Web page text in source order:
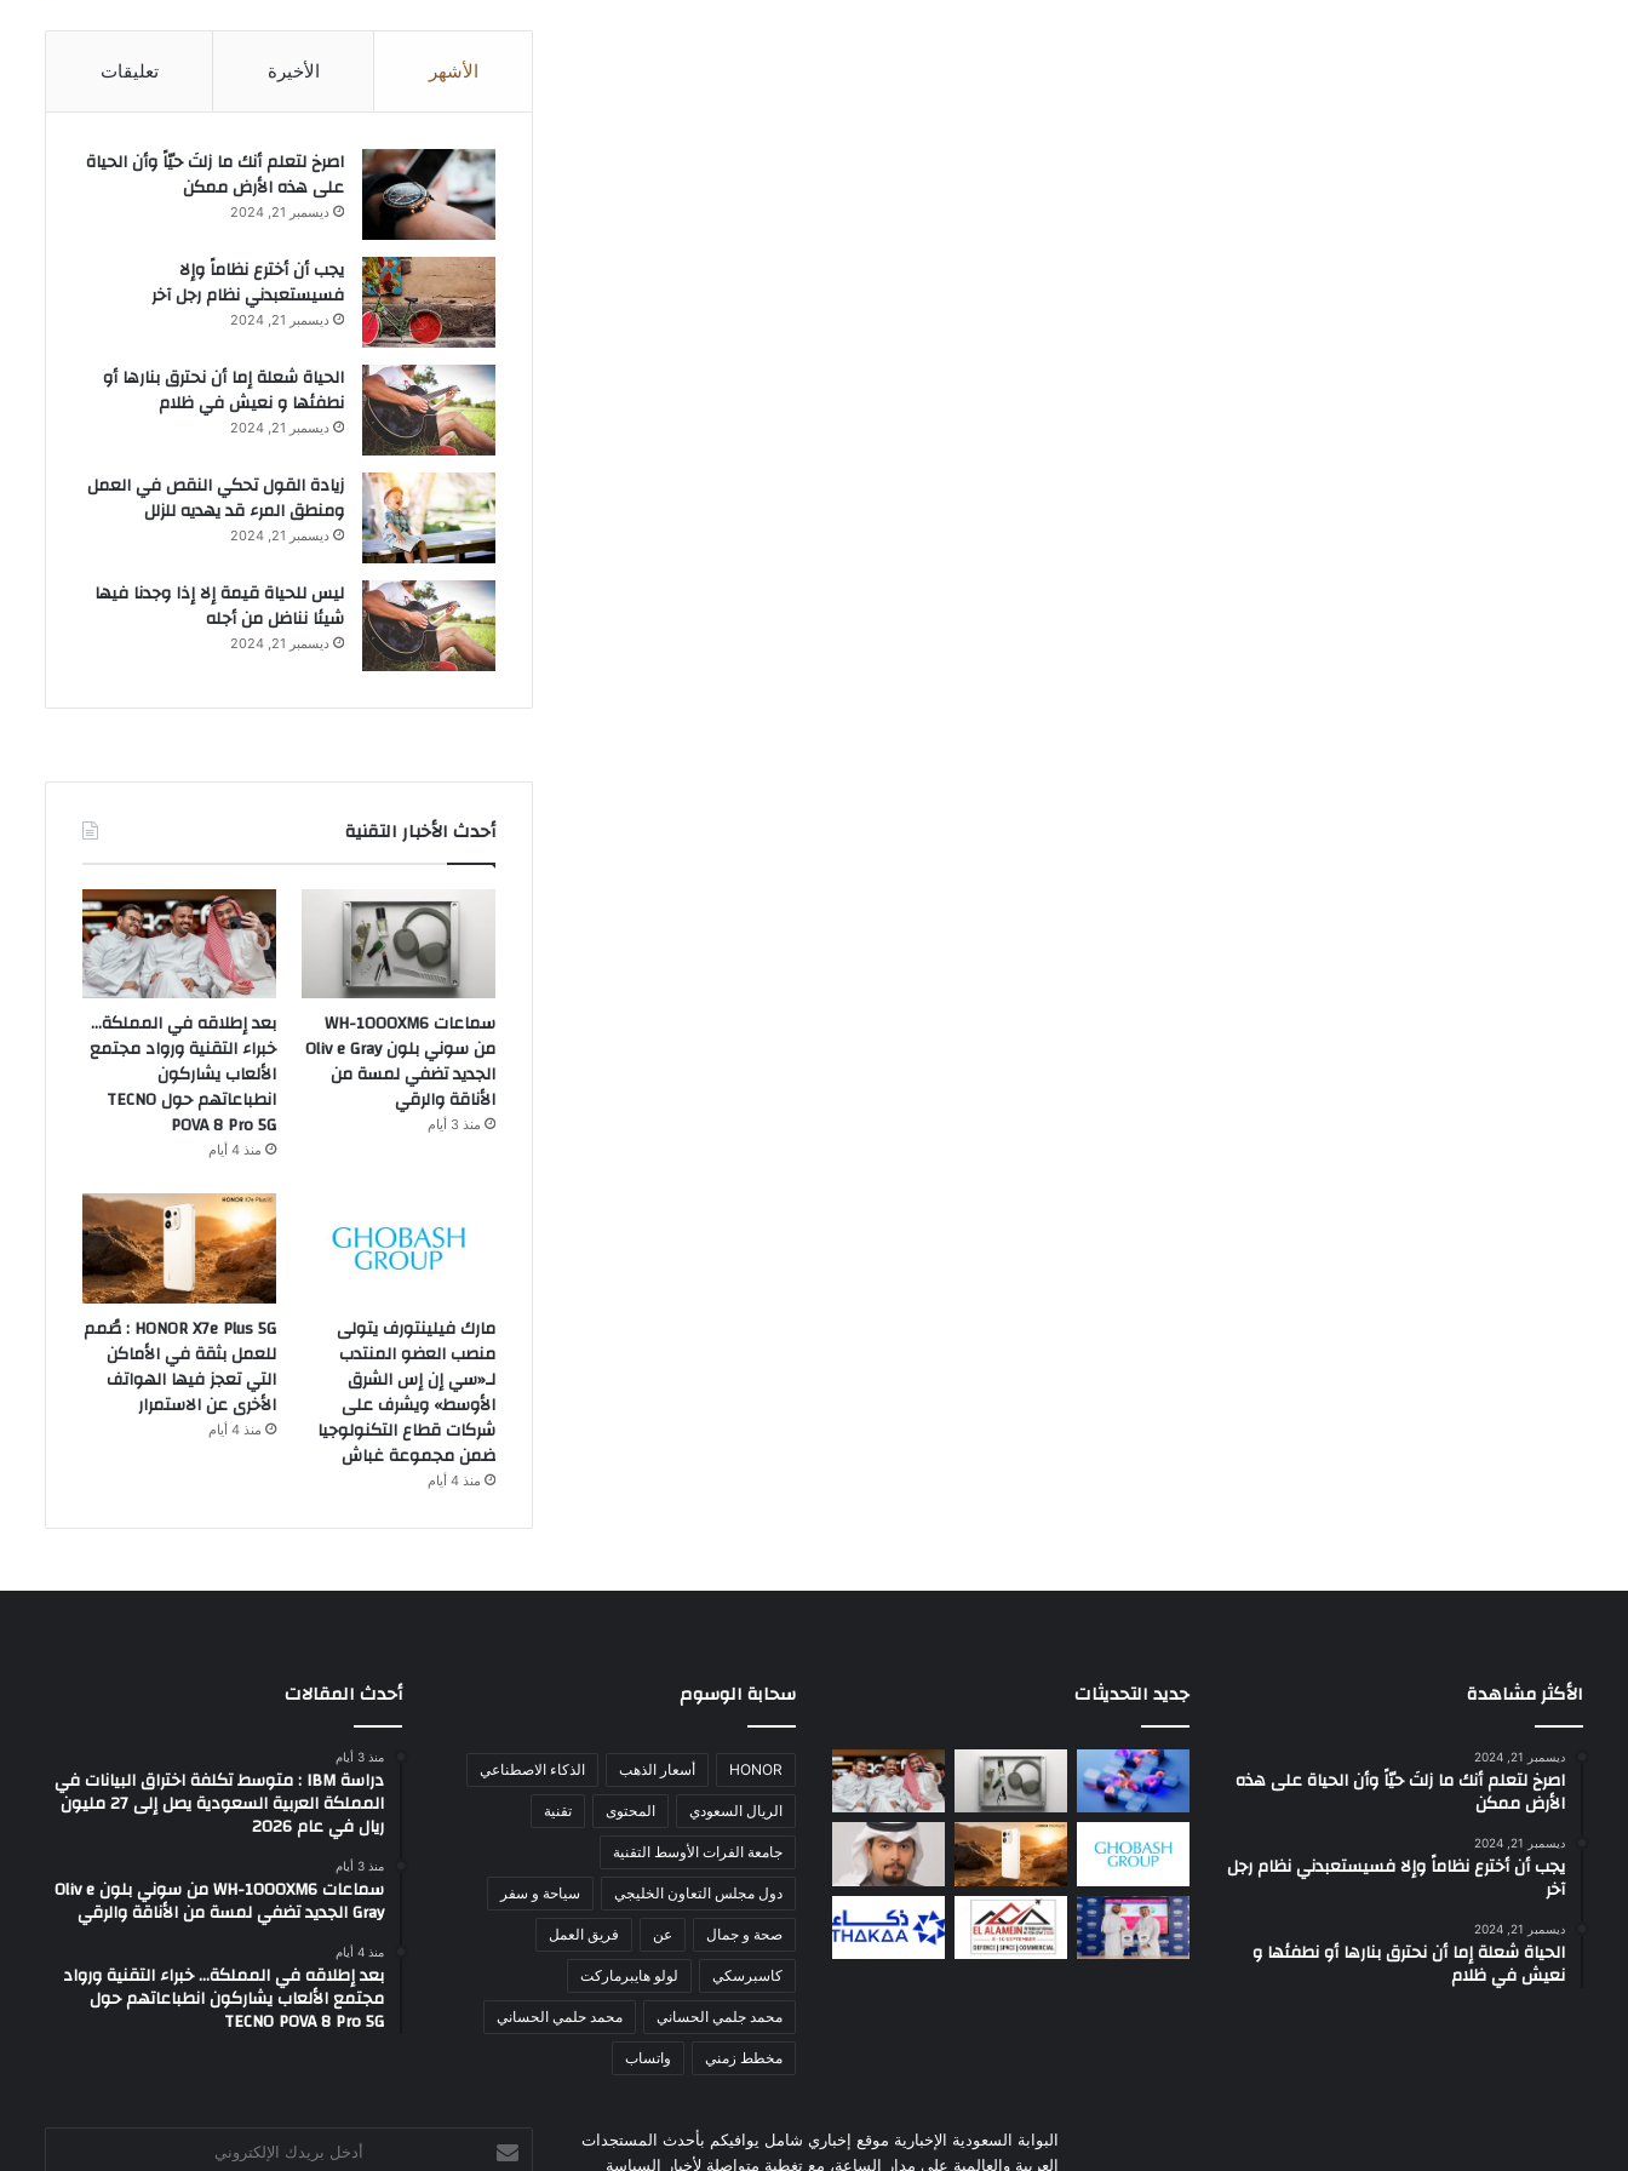
الأشهر الأخيرة تعليقات
‫اصرخ لتعلم أنك ما زلتَ حيّاً وأن الحياة
على هذه الأرض ممكن
ديسمبر 21, 2024
يجب أن أخترع نظاماً وإلا
فسيستعبدني نظام رجل آخر
ديسمبر 21, 2024
الحياة شعلة إما أن نحترق بنارها أو
نطفئها و نعيش في ظلام
ديسمبر 21, 2024
زيادة القول تحكي النقص في العمل
ومنطق المرء قد يهديه للزلل
ديسمبر 21, 2024
ليس للحياة قيمة إلا إذا وجدنا فيها
شيئا نناضل من أجله
ديسمبر 21, 2024
أحدث الأخبار التقنية
سماعات WH-1000XM6
من سوني بلون Oliv e Gray
الجديد تضفي لمسة من
الأناقة والرقي
منذ 3 أيام
بعد إطلاقه في المملكة…
خبراء التقنية ورواد مجتمع
الألعاب يشاركون
انطباعاتهم حول TECNO
POVA 8 Pro 5G
منذ 4 أيام
مارك فيلينتورف يتولى
منصب العضو المنتدب
لـ«سي إن إس الشرق
الأوسط» ويشرف على
شركات قطاع التكنولوجيا
ضمن مجموعة غباش
منذ 4 أيام
HONOR X7e Plus 5G : صُمم
للعمل بثقة في الأماكن
التي تعجز فيها الهواتف
الأخرى عن الاستمرار
منذ 4 أيام
الأكثر مشاهدة
ديسمبر 21, 2024
‫اصرخ لتعلم أنك ما زلتَ حيّاً وأن الحياة على هذه
الأرض ممكن
ديسمبر 21, 2024
يجب أن أخترع نظاماً وإلا فسيستعبدني نظام رجل
آخر
ديسمبر 21, 2024
الحياة شعلة إما أن نحترق بنارها أو نطفئها و
نعيش في ظلام
جديد التحديثات سحابة الوسوم
HONOR أسعار الذهب الذكاء الاصطناعي
الريال السعودي المحتوى تقنية
جامعة الفرات الأوسط التقنية
دول مجلس التعاون الخليجي سياحة و سفر
صحة و جمال عن فريق العمل
كاسبرسكي لولو هايبرماركت
محمد جلمي الحساني محمد حلمي الحساني
مخطط زمني واتساب
أحدث المقالات
منذ 3 أيام
دراسة IBM : متوسط تكلفة اختراق البيانات في
المملكة العربية السعودية يصل إلى 27 مليون
ريال في عام 2026
منذ 3 أيام
سماعات WH-1000XM6 من سوني بلون Oliv e
Gray الجديد تضفي لمسة من الأناقة والرقي
منذ 4 أيام
بعد إطلاقه في المملكة… خبراء التقنية ورواد
مجتمع الألعاب يشاركون انطباعاتهم حول
TECNO POVA 8 Pro 5G
البوابة السعودية الإخبارية موقع إخباري شامل يوافيكم بأحدث المستجدات
العربية والعالمية على مدار الساعة، مع تغطية متواصلة لأخبار السياسة
بريدك